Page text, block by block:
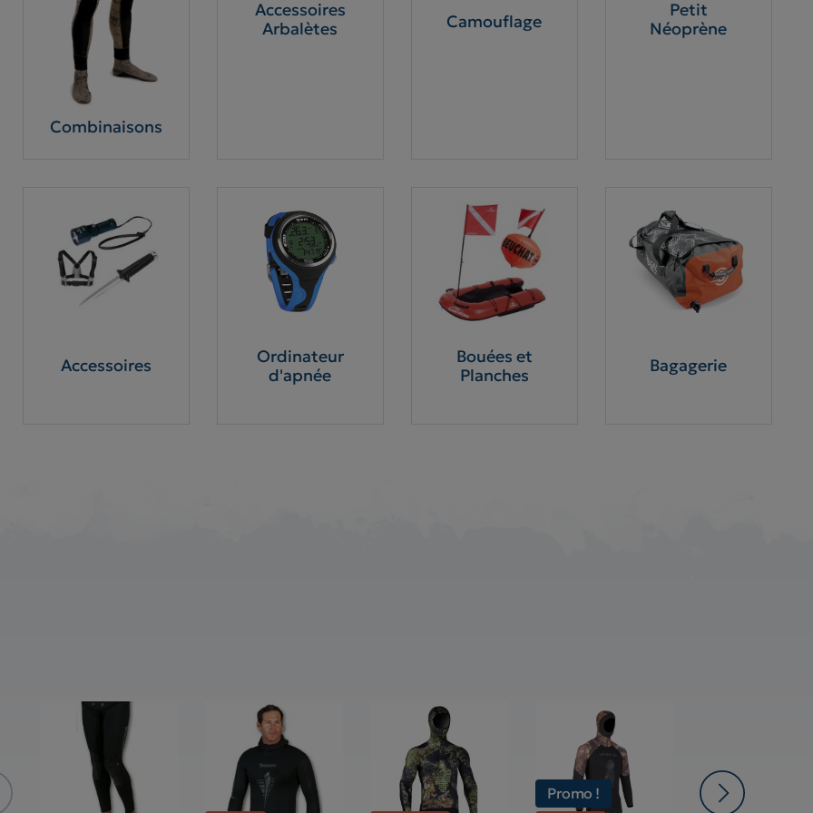
Combinaisons
Accessoires
Arbalètes
Camouflage
Petit
Néoprène
Accessoires
Ordinateur
d'apnée
Bouées et
Planches
Bagagerie
Promo !